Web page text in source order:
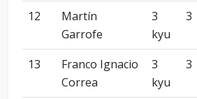
12
Martín
Garrofe
3
kyu
3
13
Franco Ignacio
Correa
3
kyu
3